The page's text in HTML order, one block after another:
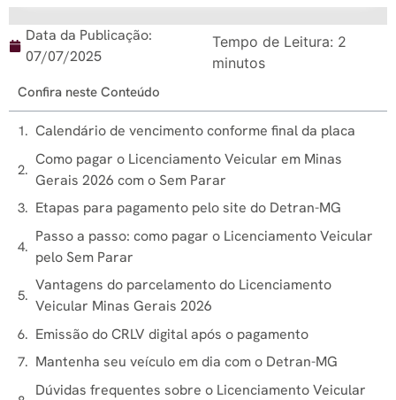
Data da Publicação:
07/07/2025
Tempo de Leitura: 2
minutos
Confira neste Conteúdo
Calendário de vencimento conforme final da placa
Como pagar o Licenciamento Veicular em Minas
Gerais 2026 com o Sem Parar
Etapas para pagamento pelo site do Detran-MG
Passo a passo: como pagar o Licenciamento Veicular
pelo Sem Parar
Vantagens do parcelamento do Licenciamento
Veicular Minas Gerais 2026
Emissão do CRLV digital após o pagamento
Mantenha seu veículo em dia com o Detran-MG
Dúvidas frequentes sobre o Licenciamento Veicular